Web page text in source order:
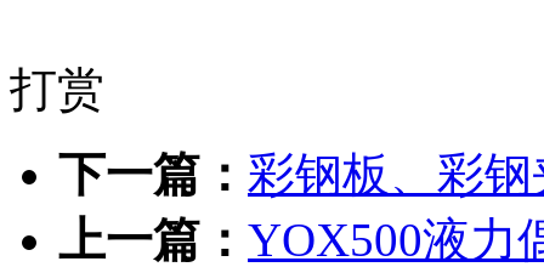
打赏
下一篇： 彩钢板、彩
上一篇： YOX500液力